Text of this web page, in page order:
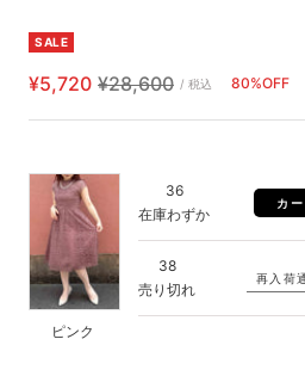
SALE
セ
ー
価
¥5,720 通
常
格
¥28,600 / 税込 80%OFF
ピンク
36
在庫わずか
カ
38
売り切れ
再入荷